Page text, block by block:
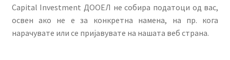
Capital Investment ДООЕЛ не собира податоци од вас,
освен ако не е за конкретна намена, на пр. кога
нарачувате или се пријавувате на нашата веб страна.